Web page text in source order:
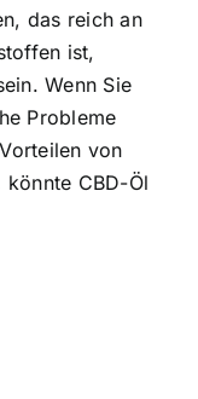
das reich an
ist,
Wenn Sie
Probleme
von
CBD-Öl